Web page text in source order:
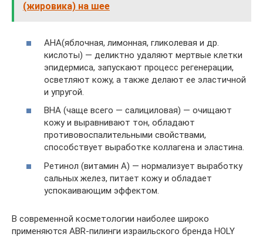
(жировика) на шее
АНА(яблочная, лимонная, гликолевая и др.
кислоты) — деликтно удаляют мертвые клетки
эпидермиса, запускают процесс регенерации,
осветляют кожу, а также делают ее эластичной
и упругой.
ВНА (чаще всего — салициловая) — очищают
кожу и выравнивают тон, обладают
противовоспалительными свойствами,
способствует выработке коллагена и эластина.
Ретинол (витамин А) — нормализует выработку
сальных желез, питает кожу и обладает
успокаивающим эффектом.
В современной косметологии наиболее широко
применяются ABR-пилинги израильского бренда HOLY